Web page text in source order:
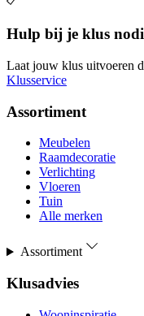
Hulp bij je klus
Laat jouw klus uitvoeren
Klusservice
Assortiment
Meubelen
Raamdecoratie
Verlichting
Vloeren
Tuin
Alle merken
Assortiment
Klusadvies